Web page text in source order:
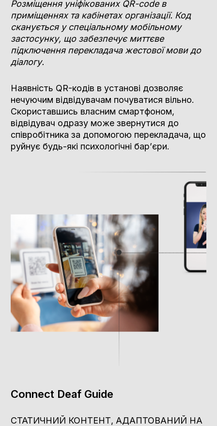
Розміщення уніфікованих QR-code в
приміщеннях та кабінетах організації. Код
сканується у спеціальному мобільному
застосунку, що забезпечує миттєве
підключення перекладача жестової мови до
діалогу.
Наявність QR-кодів в установі дозволяє
нечуючим відвідувачам почуватися вільно.
Скориставшись власним смартфоном,
відвідувач одразу може звернутися до
співробітника за допомогою перекладача, що
руйнує будь-які психологічні бар’єри.
Connect Deaf Guide
СТАТИЧНИЙ КОНТЕНТ, АДАПТОВАНИЙ НА